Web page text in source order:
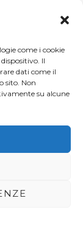
come i cookie
Il
dati come il
sito. Non
su alcune